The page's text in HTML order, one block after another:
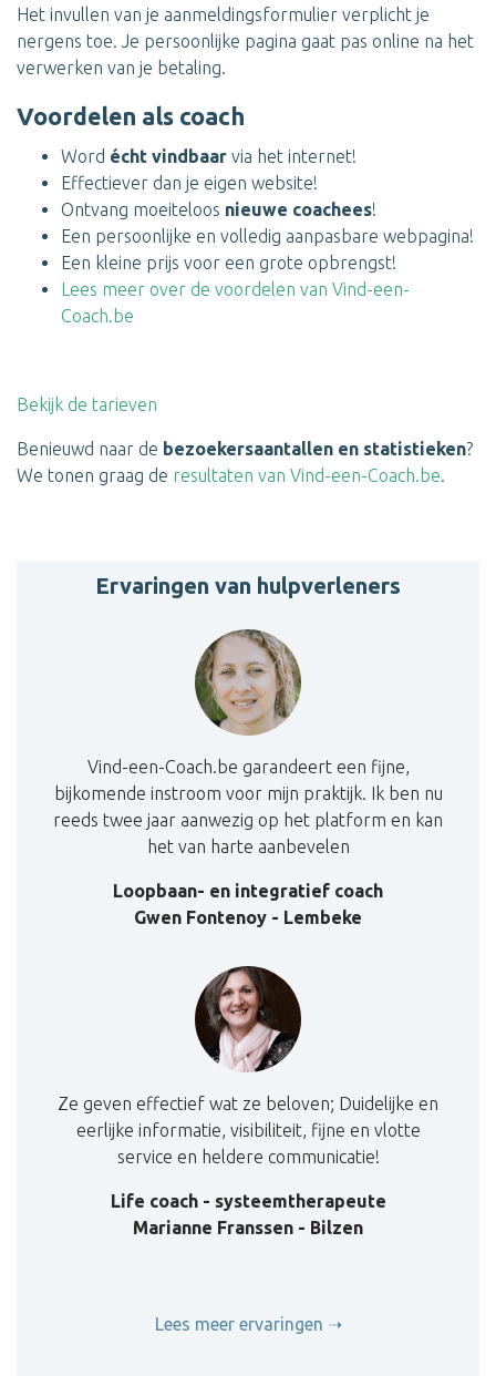
Het invullen van je aanmeldingsformulier verplicht je
nergens toe. Je persoonlijke pagina gaat pas online na het
verwerken van je betaling.
Voordelen als coach
Word écht vindbaar via het internet!
Effectiever dan je eigen website!
Ontvang moeiteloos nieuwe coachees!
Een persoonlijke en volledig aanpasbare webpagina!
Een kleine prijs voor een grote opbrengst!
Lees meer over de voordelen van Vind-een-
Coach.be
Bekijk de tarieven
Benieuwd naar de bezoekersaantallen en statistieken?
We tonen graag de resultaten van Vind-een-Coach.be.
Ervaringen van hulpverleners
Vind-een-Coach.be garandeert een fijne,
bijkomende instroom voor mijn praktijk. Ik ben nu
reeds twee jaar aanwezig op het platform en kan
het van harte aanbevelen
Loopbaan- en integratief coach
Gwen Fontenoy - Lembeke
Ze geven effectief wat ze beloven; Duidelijke en
eerlijke informatie, visibiliteit, fijne en vlotte
service en heldere communicatie!
Life coach - systeemtherapeute
Marianne Franssen - Bilzen
Lees meer ervaringen